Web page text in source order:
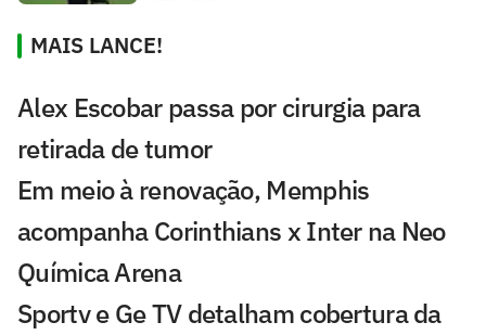
MAIS LANCE!
Alex Escobar passa por cirurgia para
retirada de tumor
Em meio à renovação, Memphis
acompanha Corinthians x Inter na Neo
Química Arena
Sportv e Ge TV detalham cobertura da